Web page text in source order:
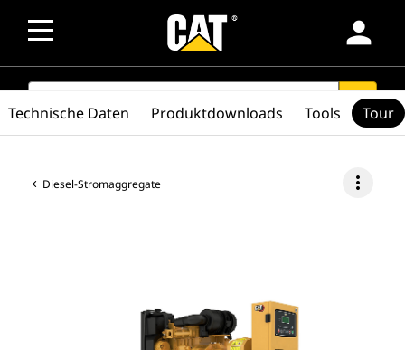
person
SEARCH search
Diesel-Stromaggregate more_vert
Technische Daten Produktdownloads Tools Tour